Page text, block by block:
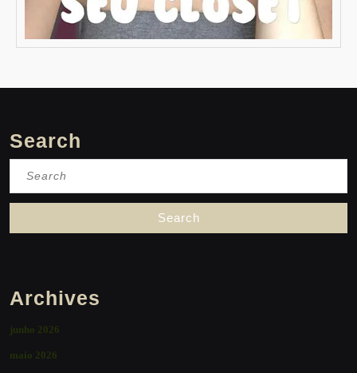
Search
Archives
junho 2026
maio 2026